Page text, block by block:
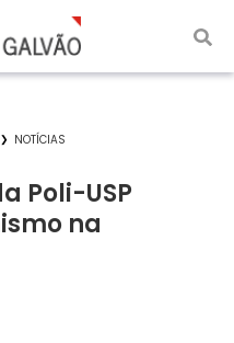
NOTÍCIAS
Poli-USP
na